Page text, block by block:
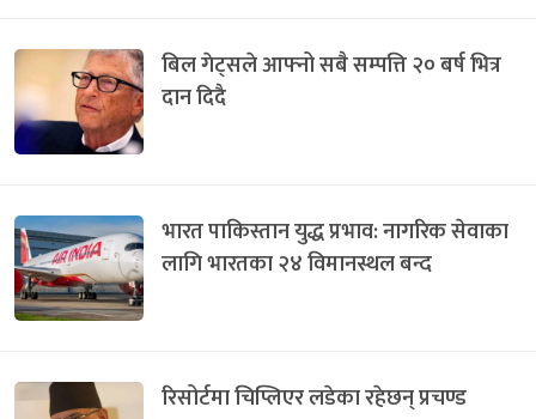
बिल गेट्सले आफ्नो सबै सम्पत्ति २० बर्ष भित्र
दान दिदै
भारत पाकिस्तान युद्ध प्रभाव: नागरिक सेवाका
लागि भारतका २४ विमानस्थल बन्द
रिसोर्टमा चिप्लिएर लडेका रहेछन् प्रचण्ड